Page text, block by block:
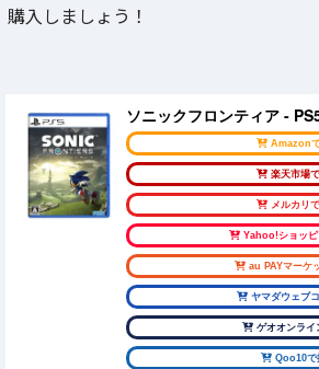
購入しましょう！
ソニックフロンティア -
Amazon
楽天市場
メルカリ
Yahoo!ショッピ
au PAYマーケ
ヤマダウェブ
ゲオオンライ
Qoo10で